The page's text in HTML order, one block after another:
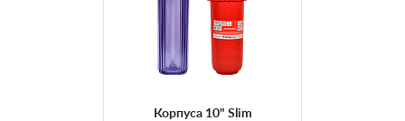
Корпуса 10" Slim